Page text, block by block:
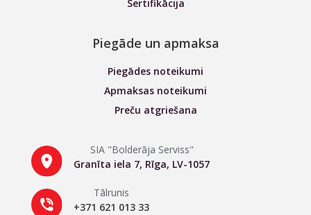
Sertifikācija
Piegāde un apmaksa
Piegādes noteikumi
Apmaksas noteikumi
Preču atgriešana
SIA "Bolderāja Serviss"
Granīta iela 7, Rīga, LV-1057
Tālrunis
+371 621 013 33